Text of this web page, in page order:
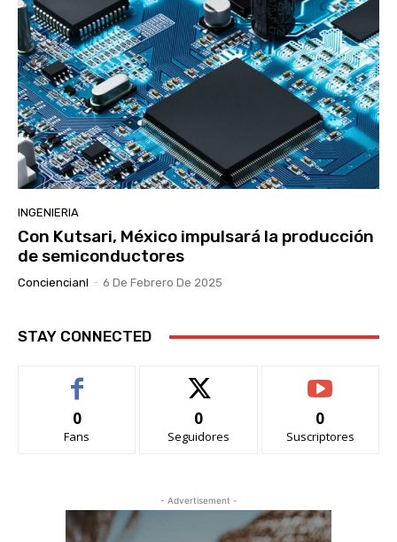
INGENIERIA
Con Kutsari, México impulsará la producción
de semiconductores
Conciencianl - 6 De Febrero De 2025
STAY CONNECTED
0
Fans
0
Seguidores
0
Suscriptores
- Advertisement -